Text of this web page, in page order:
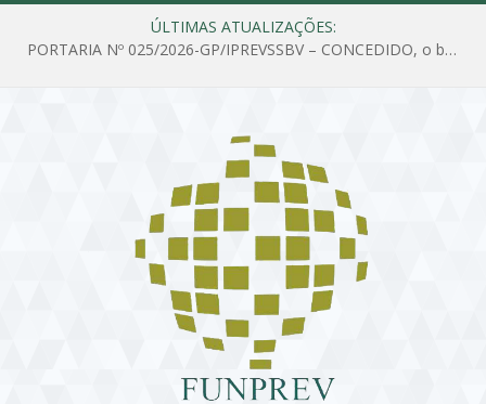
ÚLTIMAS ATUALIZAÇÕES:
PORTARIA Nº 025/2026-GP/IPREVSSBV – CONCEDIDO, o benefício de PENSÃO a MARIA ESTELA DOS SANTOS SOUZA